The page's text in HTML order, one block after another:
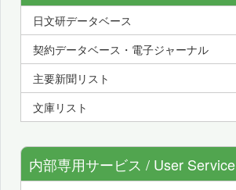
日文研データベース
契約データベース・電子ジャーナル
主要新聞リスト
文庫リスト
内部専用サービス / User Service